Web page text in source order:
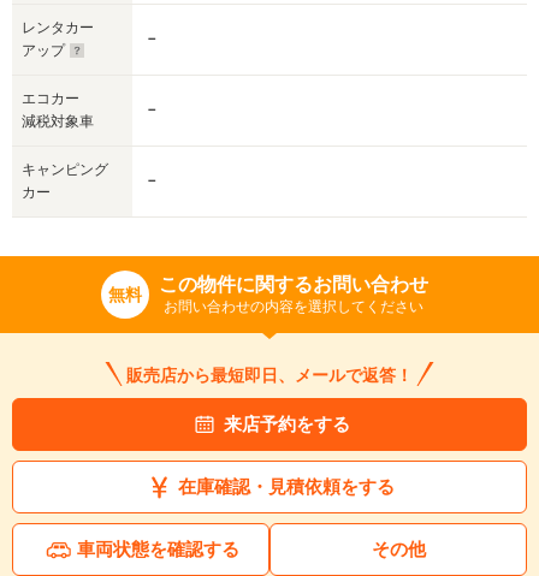
レンタカー
アップ
－
エコカー
減税対象車
－
キャンピング
カー
－
無料 この物件に関するお問い合わせ
お問い合わせの内容を選択してください
販売店から最短即日、メールで返答！
来店予約をする
在庫確認・見積依頼をする
車両状態を確認する その他